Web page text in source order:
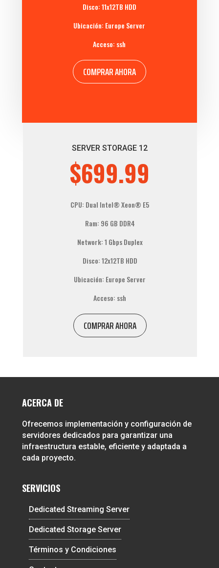
Disco: 11x12TB HDD
Ubicación: Europe Server
Acceso: ssh
COMPRAR AHORA
SERVER STORAGE 12
$699.99
CPU: Dual Intel® Xeon® E5
Ram: 96 GB DDR4
Network: 1 Gbps Duplex
Disco: 12x12TB HDD
Ubicación: Europe Server
Acceso: ssh
COMPRAR AHORA
ACERCA DE
Ofrecemos implementación y configuración de
servidores dedicados para garantizar una
infraestructura estable, eficiente y adaptada a
cada proyecto.
SERVICIOS
Dedicated Streaming Server
Dedicated Storage Server
Términos y Condiciones